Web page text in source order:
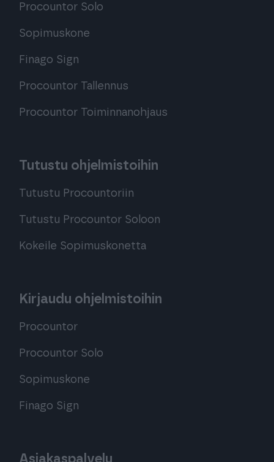
Procountor Solo
Sopimuskone
Finago Sign
Procountor Tallennus
Procountor Toiminnanohjaus
Tutustu ohjelmistoihin
Tutustu Procountoriin
Tutustu Procountor Soloon
Kokeile Sopimuskonetta
Kirjaudu ohjelmistoihin
Procountor
Procountor Solo
Sopimuskone
Finago Sign
Asiakaspalvelu